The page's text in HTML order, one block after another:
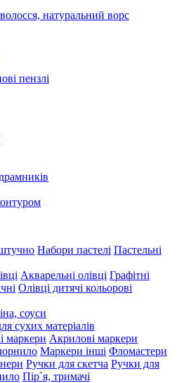
натуральний ворс
пензлі
Набори пастелі Пастельні
Акварельні олівці Графітні
Олівці дитячі кольорові
соуси
сухих матеріалів
маркери Акрилові маркери
Маркери інші Фломастери
Ручки для скетча Ручки для
Пір`я, тримачі